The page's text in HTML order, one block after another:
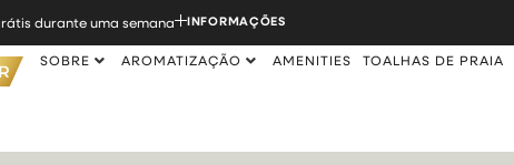
durante uma semana INFORMAÇÕES
SOBRE AROMATIZAÇÃO AMENITIES TOALHAS DE PRAIA